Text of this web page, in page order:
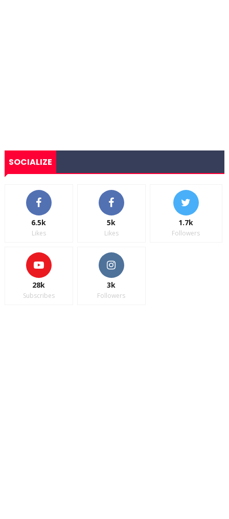
SOCIALIZE
6.5k
Likes
5k
Likes
1.7k
Followers
28k
Subscribes
3k
Followers